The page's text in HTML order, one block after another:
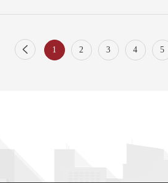
著的《千金方》收录了大量兼具调理功效与日
简化改良的经典药茶方——芦麦茶。这款茶配伍
即可饮用，是一款适合养阴清热调理的养生茶
1 2 3 4 5